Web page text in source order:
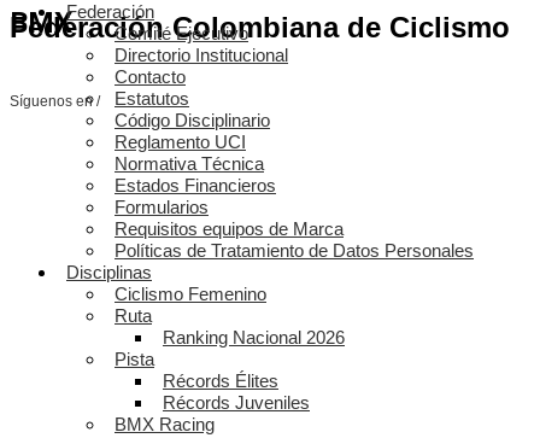
Federación Colombiana de Ciclismo
BMX
Síguenos en /
Federación
Comité Ejecutivo
Directorio Institucional
Contacto
Estatutos
Código Disciplinario
Reglamento UCI
Normativa Técnica
Estados Financieros
Formularios
Requisitos equipos de Marca
Políticas de Tratamiento de Datos Personales
Disciplinas
Ciclismo Femenino
Ruta
Ranking Nacional 2026
Pista
Récords Élites
Récords Juveniles
BMX Racing